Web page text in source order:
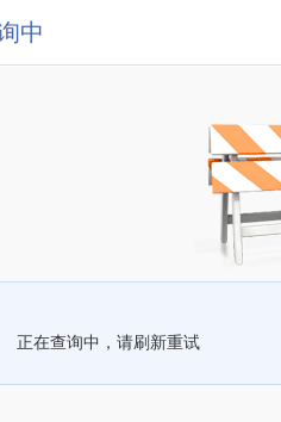
中
正在查询中，请刷新重试